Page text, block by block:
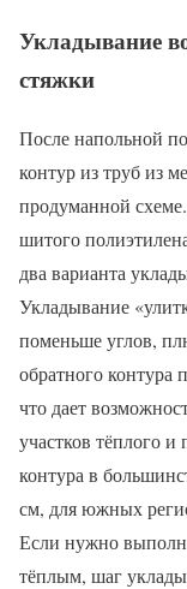
Укладывание
стяжки
После напольной
контур из труб из
продуманной
шитого
два варианта
Укладывание
поменьше углов,
обратного
что дает
участков тёплого
контура в
см, для южных
Если нужно
тёплым, шаг